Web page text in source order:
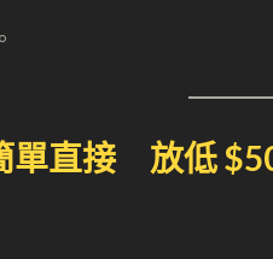
單直接 放低